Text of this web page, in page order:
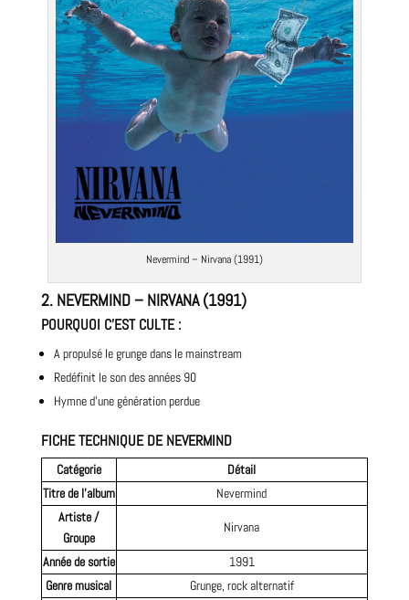
Nevermind – Nirvana(1991)
2. NEVERMIND – NIRVANA (1991)
POURQUOI C’EST CULTE:
A propulséle grungedans le mainstream
Redéfinit le son des années 90
Hymne d’une génération perdue
FICHE TECHNIQUE DE NEVERMIND
Catégorie
Détail
Titre de l’album
Nevermind
Artiste /
Groupe
Nirvana
Année de sortie
1991
Genre musical
Grunge, rock alternatif